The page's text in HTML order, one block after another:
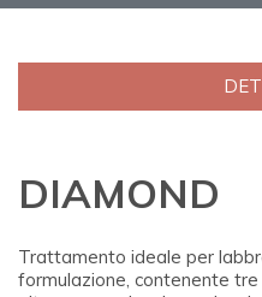
DIAMOND
Trattamento ideale per
formulazione, contenente